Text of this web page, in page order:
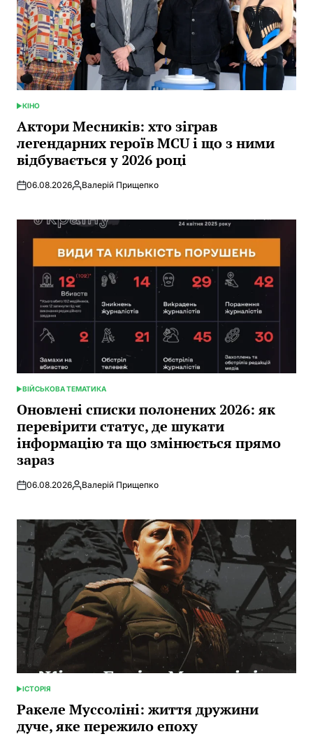
POSTED
IN
КІНО
Актори Месників: хто зіграв
легендарних героїв MCU і що з ними
відбувається у 2026 році
06.08.2026Posted
Валерій Прищепко
POSTED
IN
ВІЙСЬКОВА ТЕМАТИКА
Оновлені списки полонених 2026: як
перевірити статус, де шукати
інформацію та що змінюється прямо
зараз
06.08.2026Posted
Валерій Прищепко
POSTED
IN
ІСТОРІЯ
Ракеле Муссоліні: життя дружини
дуче, яке пережило епоху